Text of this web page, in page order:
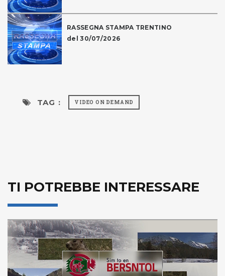
RASSEGNA STAMPA TRENTINO
del 30/07/2026
TAG : VIDEO ON DEMAND
TI POTREBBE INTERESSARE